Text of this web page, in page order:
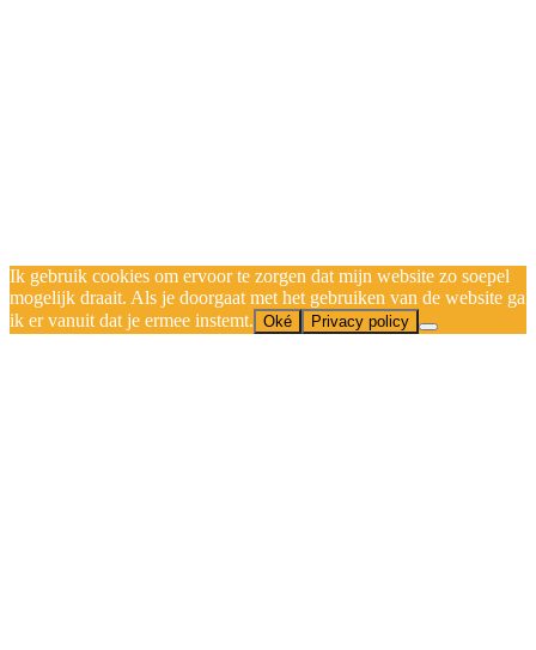
Ik gebruik cookies om ervoor te zorgen dat mijn website zo soepel
mogelijk draait. Als je doorgaat met het gebruiken van de website ga
ik er vanuit dat je ermee instemt. Oké Privacy policy